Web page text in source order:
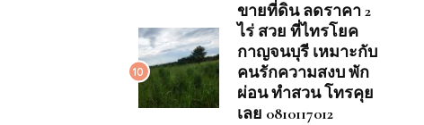
10
ขายที่ดิน ลดราคา 2
ไร่ สวย ที่ไทรโยค
กาญจนบุรี เหมาะกับ
คนรักความสงบ พัก
ผ่อน ทำสวน โทรคุย
เลย 0810117012